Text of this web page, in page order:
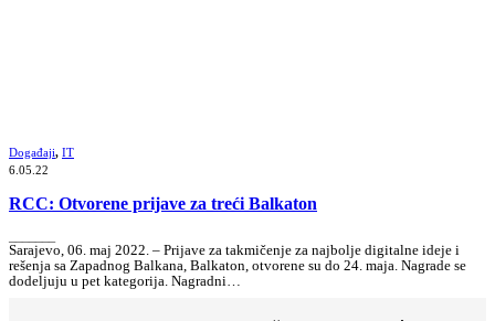
Događaji, IT
6.05.22
RCC: Otvorene prijave za treći Balkaton
Sarajevo, 06. maj 2022. – Prijave za takmičenje za najbolje digitalne ideje i
rešenja sa Zapadnog Balkana, Balkaton, otvorene su do 24. maja. Nagrade se
dodeljuju u pet kategorija. Nagradni…